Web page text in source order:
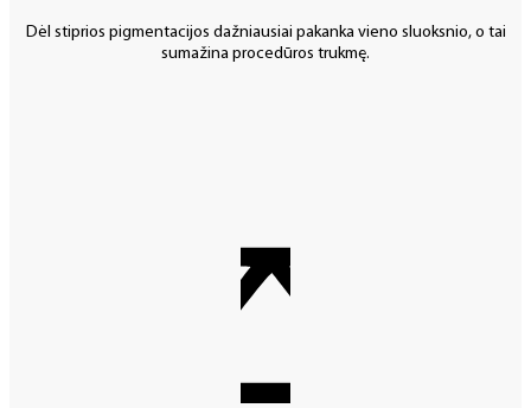
Dėl stiprios pigmentacijos dažniausiai pakanka vieno sluoksnio, o tai
sumažina procedūros trukmę.